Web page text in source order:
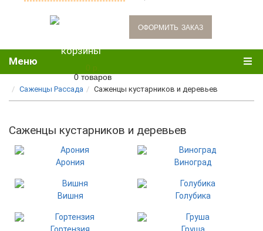
oформить заказ
0 товаров
Меню
Саженцы Рассада Саженцы кустарников и деревьев
Саженцы кустарников и деревьев
Арония Виноград
Вишня Голубика